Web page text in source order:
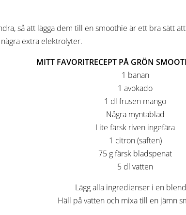
så att lägga dem till en smoothie är ett bra sätt
extra elektrolyter.
MITT FAVORITRECEPT PÅ GRÖN
1 banan
1 avokado
1 dl frusen mango
Några myntablad
Lite färsk riven ingefära
1 citron (saften)
75 g färsk bladspenat
5 dl vatten
Lägg alla ingredienser i en
Häll på vatten och mixa till en jämn